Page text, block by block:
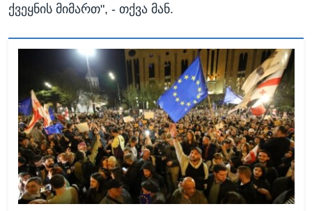
ქვეყნის მიმართ", - თქვა მან.